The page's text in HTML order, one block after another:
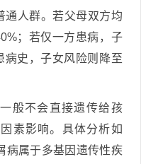
通人群。若父母双方均
；若仅一方患病，子
病史，子女风险则降至
般不会直接遗传给孩
素影响。具体分析如
病属于多基因遗传性疾